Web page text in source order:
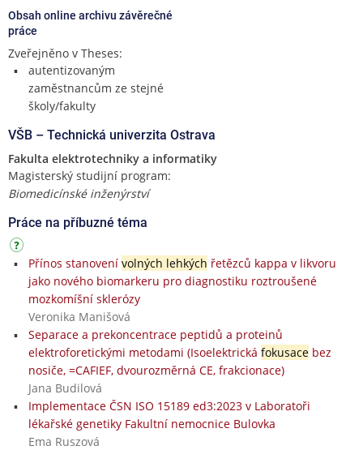
Obsah online archivu závěrečné
práce
Zveřejněno v Theses:
autentizovaným
zaměstnancům ze stejné
školy/fakulty
VŠB – Technická univerzita Ostrava
Fakulta elektrotechniky a informatiky
Magisterský studijní program:
Biomedicínské inženýrství
Práce na příbuzné téma
Přínos stanovení volných lehkých řetězců kappa v likvoru
jako nového biomarkeru pro diagnostiku roztroušené
mozkomíšní sklerózy
Veronika Manišová
Separace a prekoncentrace peptidů a proteinů
elektroforetickými metodami (Isoelektrická fokusacebez
nosiče, =CAFIEF, dvourozměrná CE, frakcionace)
Jana Budilová
Implementace ČSN ISO 15189 ed3:2023 v Laboratoři
lékařské genetiky Fakultní nemocnice Bulovka
Ema Ruszová